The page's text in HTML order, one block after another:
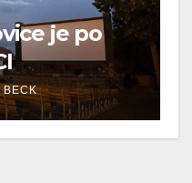
je po